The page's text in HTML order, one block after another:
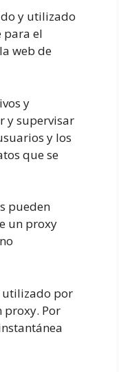
y utilizado
para el
web de
y
y supervisar
y los
que se
pueden
un proxy
utilizado por
proxy. Por